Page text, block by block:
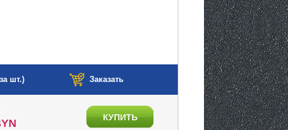
шт.) Заказать
КУПИТЬ